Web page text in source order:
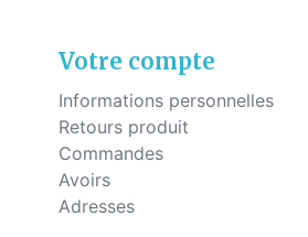
Votre compte
Informations personnelles
Retours produit
Commandes
Avoirs
Adresses